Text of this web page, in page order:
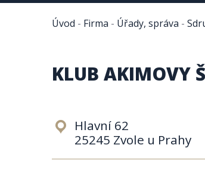
Úvod - Firma - Úřady, správa -
KLUB AKIMOVY
Hlavní 62
25245 Zvole u Prahy